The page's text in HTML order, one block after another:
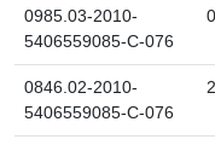
0985.03-2010-
5406559085-С-076
0846.02-2010-
5406559085-С-076